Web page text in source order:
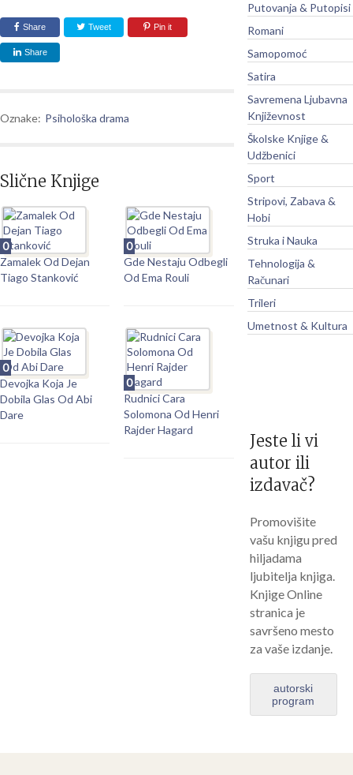
Share Tweet Pin it
Share
Oznake: Psihološka drama
Slične Knjige
0
Zamalek Od Dejan
Tiago Stanković
0
Gde Nestaju Odbegli
Od Ema Rouli
0
Devojka Koja Je
Dobila Glas Od Abi
Dare
0
Rudnici Cara
Solomona Od Henri
Rajder Hagard
Putovanja & Putopisi
Romani
Samopomoć
Satira
Savremena Ljubavna
Književnost
Školske Knjige &
Udžbenici
Sport
Stripovi, Zabava &
Hobi
Struka i Nauka
Tehnologija &
Računari
Trileri
Umetnost & Kultura
Jeste li vi
autor ili
izdavač?
Promovišite
vašu knjigu pred
hiljadama
ljubitelja knjiga.
Knjige Online
stranica je
savršeno mesto
za vaše izdanje.
autorski
program